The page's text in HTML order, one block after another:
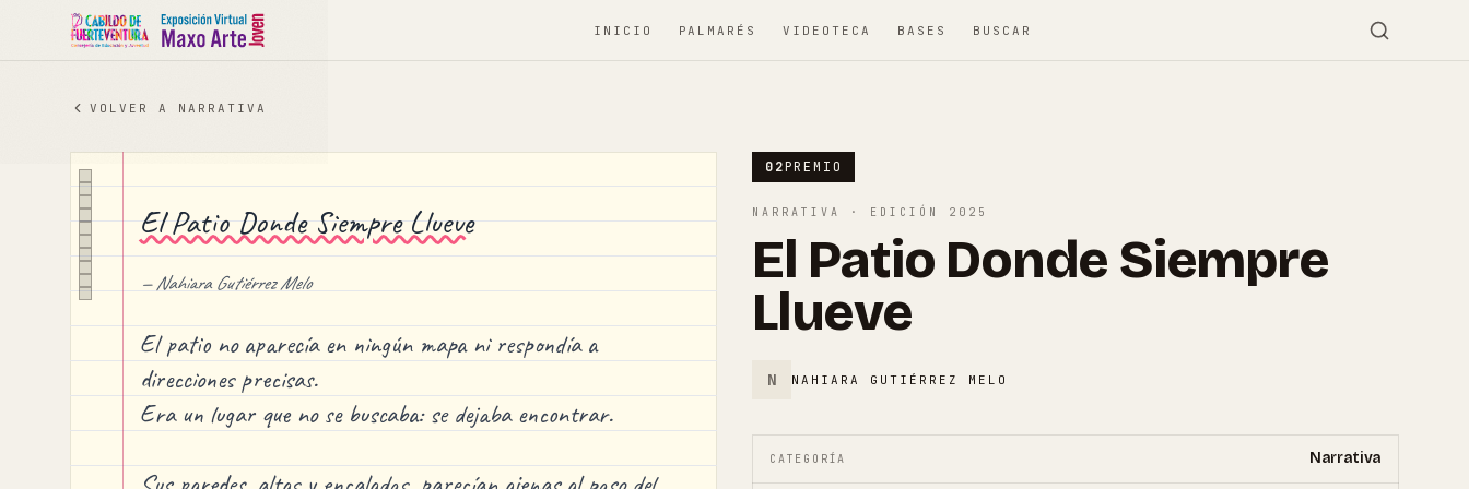
INICIO PALMARÉS VIDEOTECA BASES BUSCAR
VOLVER A NARRATIVA
El Patio Donde Siempre Llueve
—Nahiara Gutiérrez Melo
El patio no aparecía en ningún mapa ni respondía a
direcciones precisas.
Era un lugar que no se buscaba: se dejaba encontrar.
02PREMIO
NARRATIVA · EDICIÓN 2025
El Patio Donde Siempre
Llueve
N NAHIARA GUTIÉRREZ MELO
CATEGORÍA Narrativa